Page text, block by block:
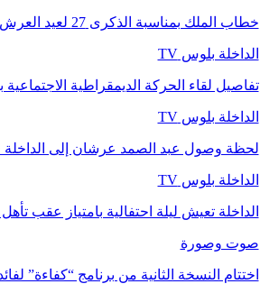
خطاب الملك بمناسبة الذكرى 27 لعيد العرش.
الداخلة بلوس TV
تفاصيل لقاء الحركة الديمقراطية
الداخلة بلوس TV
لحظة وصول عبد الصمد عرشان إلى
الداخلة بلوس TV
الداخلة تعيش ليلة احتفالية بامتياز عقب
صوت وصورة
اختتام النسخة الثانية من برنامج “كفاءة”